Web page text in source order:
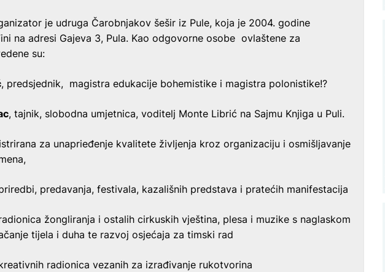
je udruga Čarobnjakov šešir iz Pule, koja je 2004. godine
na adresi Gajeva 3, Pula. Kao odgovorne osobe ovlaštene za
su:
, predsjednik, magistra edukacije bohemistike i magistra polonistike!?
, tajnik, slobodna umjetnica, voditelj Monte Librić na Sajmu Knjiga u Puli.
za unaprieđenje kvalitete življenja kroz organizaciju i osmišljavanje
predavanja, festivala, kazališnih predstava i pratećih manifestacija
žongliranja i ostalih cirkuskih vještina, plesa i muzike s naglaskom
tijela i duha te razvoj osjećaja za timski rad
radionica vezanih za izrađivanje rukotvorina